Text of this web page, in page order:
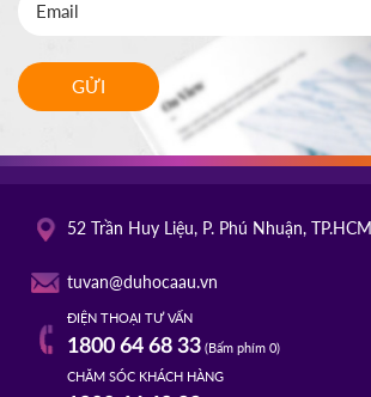
GỬI
52 Trần Huy Liệu, P. Phú Nhuận, TP.HCM
tuvan@duhocaau.vn
ĐIỆN THOẠI TƯ VẤN
1800 64 68 33(Bấm phím 0)
CHĂM SÓC KHÁCH HÀNG